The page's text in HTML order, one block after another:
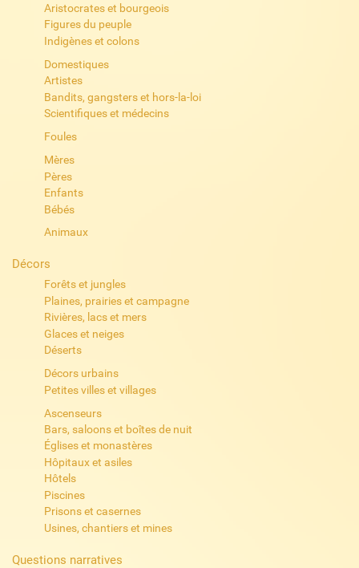
Aristocrates et bourgeois
Figures du peuple
Indigènes et colons
Domestiques
Artistes
Bandits, gangsters et hors-la-loi
Scientifiques et médecins
Foules
Mères
Pères
Enfants
Bébés
Animaux
Décors
Forêts et jungles
Plaines, prairies et campagne
Rivières, lacs et mers
Glaces et neiges
Déserts
Décors urbains
Petites villes et villages
Ascenseurs
Bars, saloons et boîtes de nuit
Églises et monastères
Hôpitaux et asiles
Hôtels
Piscines
Prisons et casernes
Usines, chantiers et mines
Questions narratives